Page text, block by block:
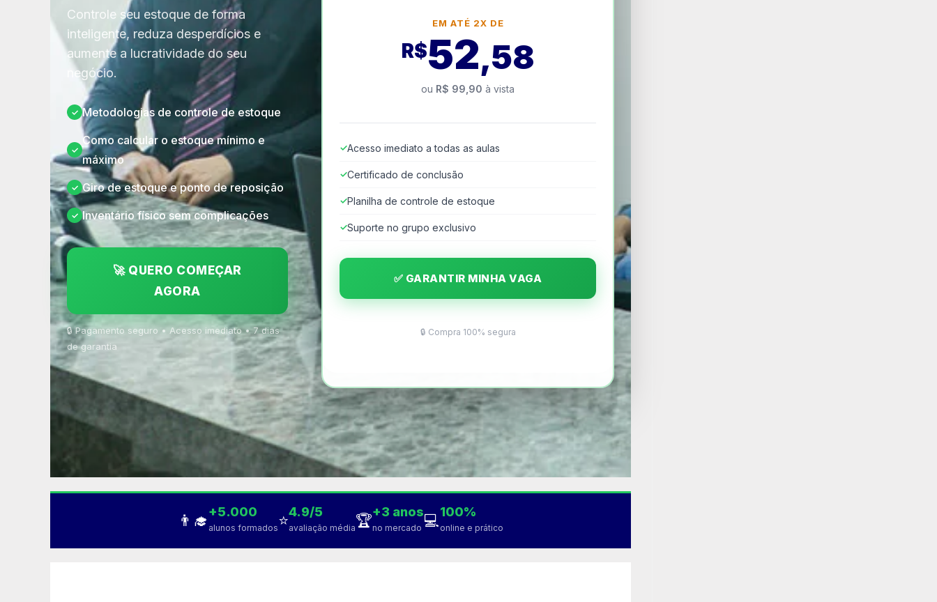
Controle seu estoque de forma
inteligente, reduza desperdícios e
aumente a lucratividade do seu
negócio.
Metodologias de controle de estoque
Como calcular o estoque mínimo e
máximo
Giro de estoque e ponto de reposição
Inventário físico sem complicações
🚀 QUERO COMEÇAR
AGORA
🔒 Pagamento seguro • Acesso imediato • 7 dias
de garantia
EM ATÉ 2X DE
R$52,58
ou R$ 99,90 à vista
Acesso imediato a todas as aulas
Certificado de conclusão
Planilha de controle de estoque
Suporte no grupo exclusivo
✅ GARANTIR MINHA VAGA
🔒 Compra 100% segura
👨‍🎓+5.000
alunos formados⭐4.9/5
avaliação média🏆+3 anos
no mercado 💻100%
online e prático